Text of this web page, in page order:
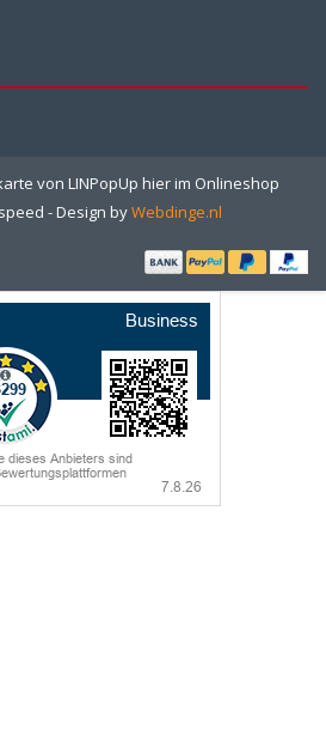
von LINPopUp hier im Onlineshop
- Design byWebdinge.nl